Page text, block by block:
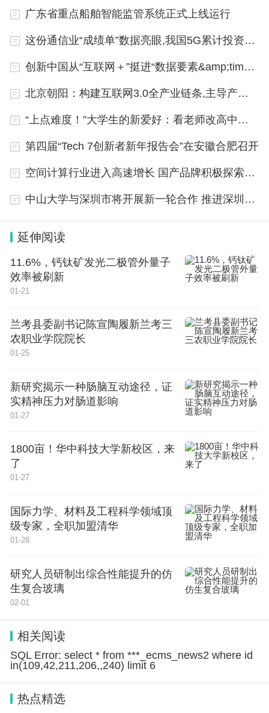
熊丙奇表示，发展留学生事业，是高等教育国际化的需要。攻
读学位的国际学生占总体学生的比例，甚至是评价世界一流大
视留学生的招生、培养质量，只有在确保质量基础上发展留学
生教育，才能促进学校办学国际化、多元化。
熊丙奇指出，我国应该对留学生进行趋同化管理和服务。从当
前我国高校的办学实际情况看，在教学管理、学业要求上，实
班级里和国内学生一起学习，如果留学生语言不过关，必须先
过语言关，再进入专业课程学习。在考核考试上，对留学生用
其实是对留学生的不负责，以及不尊重。”熊丙奇认为，留学生
要获得货真价实的文凭，而非“混文凭”。
熊丙奇还表示，希望大学退学不合格留学生，不只是一时之
能真正提高我国高等教育的国际竞争力。
广东省重点船舶智能监管系统正式上线运行
这份通信业“成绩单”数据亮眼,我国5G累计投资超过7300亿元
创新中国从“互联网＋”挺进“数据要素&amp;times;”
北京朝阳：构建互联网3.0全产业链条,主导产业集群效应初形成
“上点难度！”大学生的新爱好：看老师改高中试卷……
第四届“Tech 7创新者新年报告会”在安徽合肥召开
空间计算行业进入高速增长 国产品牌积极探索布局
中山大学与深圳市将开展新一轮合作 推进深圳校区高质量发展
延伸阅读
11.6%，钙钛矿发光二极管外量子
效率被刷新
01-21
兰考县委副书记陈宣陶履新兰考三
农职业学院院长
01-25
新研究揭示一种肠脑互动途径，证
实精神压力对肠道影响
01-27
1800亩！华中科技大学新校区，来
了
01-27
国际力学、材料及工程科学领域顶
级专家，全职加盟清华
01-28
研究人员研制出综合性能提升的仿
生复合玻璃
02-01
相关阅读
SQL Error: select * from ***_ecms_news2 where id
in(109,42,211,206,,240) limit 6
热点精选